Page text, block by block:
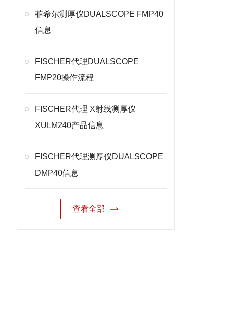
菲希尔测厚仪DUALSCOPE FMP40
信息
FISCHER代理DUALSCOPE
FMP20操作流程
FISCHER代理 X射线测厚仪
XULM240产品信息
FISCHER代理测厚仪DUALSCOPE
DMP40信息
查看全部